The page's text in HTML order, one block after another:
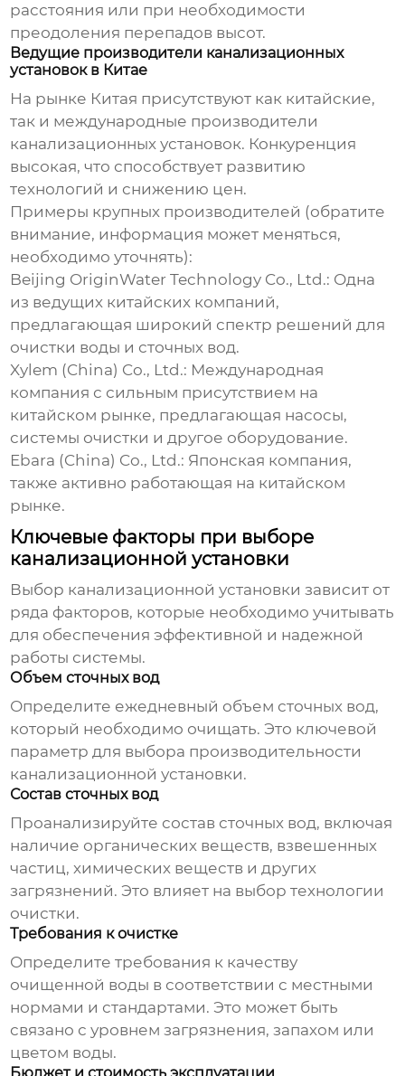
расстояния или при необходимости
преодоления перепадов высот.
Ведущие производители канализационных
установок в Китае
На рынке Китая присутствуют как китайские,
так и международные производители
канализационных установок. Конкуренция
высокая, что способствует развитию
технологий и снижению цен.
Примеры крупных производителей (обратите
внимание, информация может меняться,
необходимо уточнять):
Beijing OriginWater Technology Co., Ltd.: Одна
из ведущих китайских компаний,
предлагающая широкий спектр решений для
очистки воды и сточных вод.
Xylem (China) Co., Ltd.: Международная
компания с сильным присутствием на
китайском рынке, предлагающая насосы,
системы очистки и другое оборудование.
Ebara (China) Co., Ltd.: Японская компания,
также активно работающая на китайском
рынке.
Ключевые факторы при выборе
канализационной установки
Выбор канализационной установки зависит от
ряда факторов, которые необходимо учитывать
для обеспечения эффективной и надежной
работы системы.
Объем сточных вод
Определите ежедневный объем сточных вод,
который необходимо очищать. Это ключевой
параметр для выбора производительности
канализационной установки.
Состав сточных вод
Проанализируйте состав сточных вод, включая
наличие органических веществ, взвешенных
частиц, химических веществ и других
загрязнений. Это влияет на выбор технологии
очистки.
Требования к очистке
Определите требования к качеству
очищенной воды в соответствии с местными
нормами и стандартами. Это может быть
связано с уровнем загрязнения, запахом или
цветом воды.